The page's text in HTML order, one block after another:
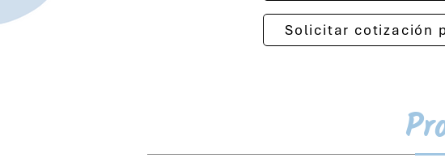
Solicitar cotización